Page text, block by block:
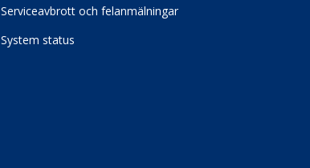
Serviceavbrott och felanmälningar
System status